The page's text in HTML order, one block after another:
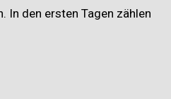
In den ersten Tagen zählen